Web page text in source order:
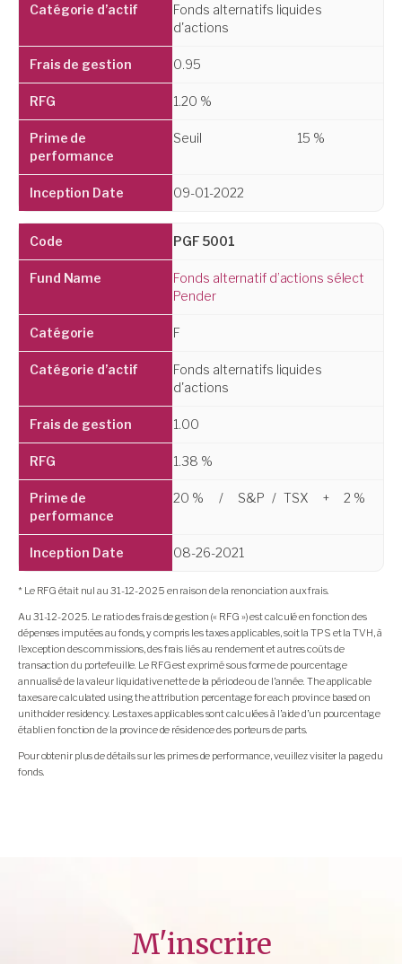
Fonds alternatifs liquides
d'actions
0.95
1.20 %
Seuil 15 %
09-01-2022
PGF 5001
Fonds alternatif d’actions sélect
Pender
F
Fonds alternatifs liquides
d'actions
1.00
1.38 %
20 % / S&P / TSX + 2 %
08-26-2021
* Le RFG était nul au 31-12-2025 en raison de la renonciation aux frais.
Au 31-12-2025. Le ratio des frais de gestion (« RFG ») est calculé en fonction des
dépenses imputées au fonds, y compris les taxes applicables, soit la TPS et la TVH, à
l’exception des commissions, des frais liés au rendement et autres coûts de
transaction du portefeuille. Le RFG est exprimé sous forme de pourcentage
annualisé de la valeur liquidative nette de la période ou de l’année. The applicable
taxes are calculated using the attribution percentage for each province based on
unitholder residency. Les taxes applicables sont calculées à l’aide d’un pourcentage
établi en fonction de la province de résidence des porteurs de parts.
Pour obtenir plus de détails sur les primes de performance, veuillez visiter la page du
fonds.
M'inscrire